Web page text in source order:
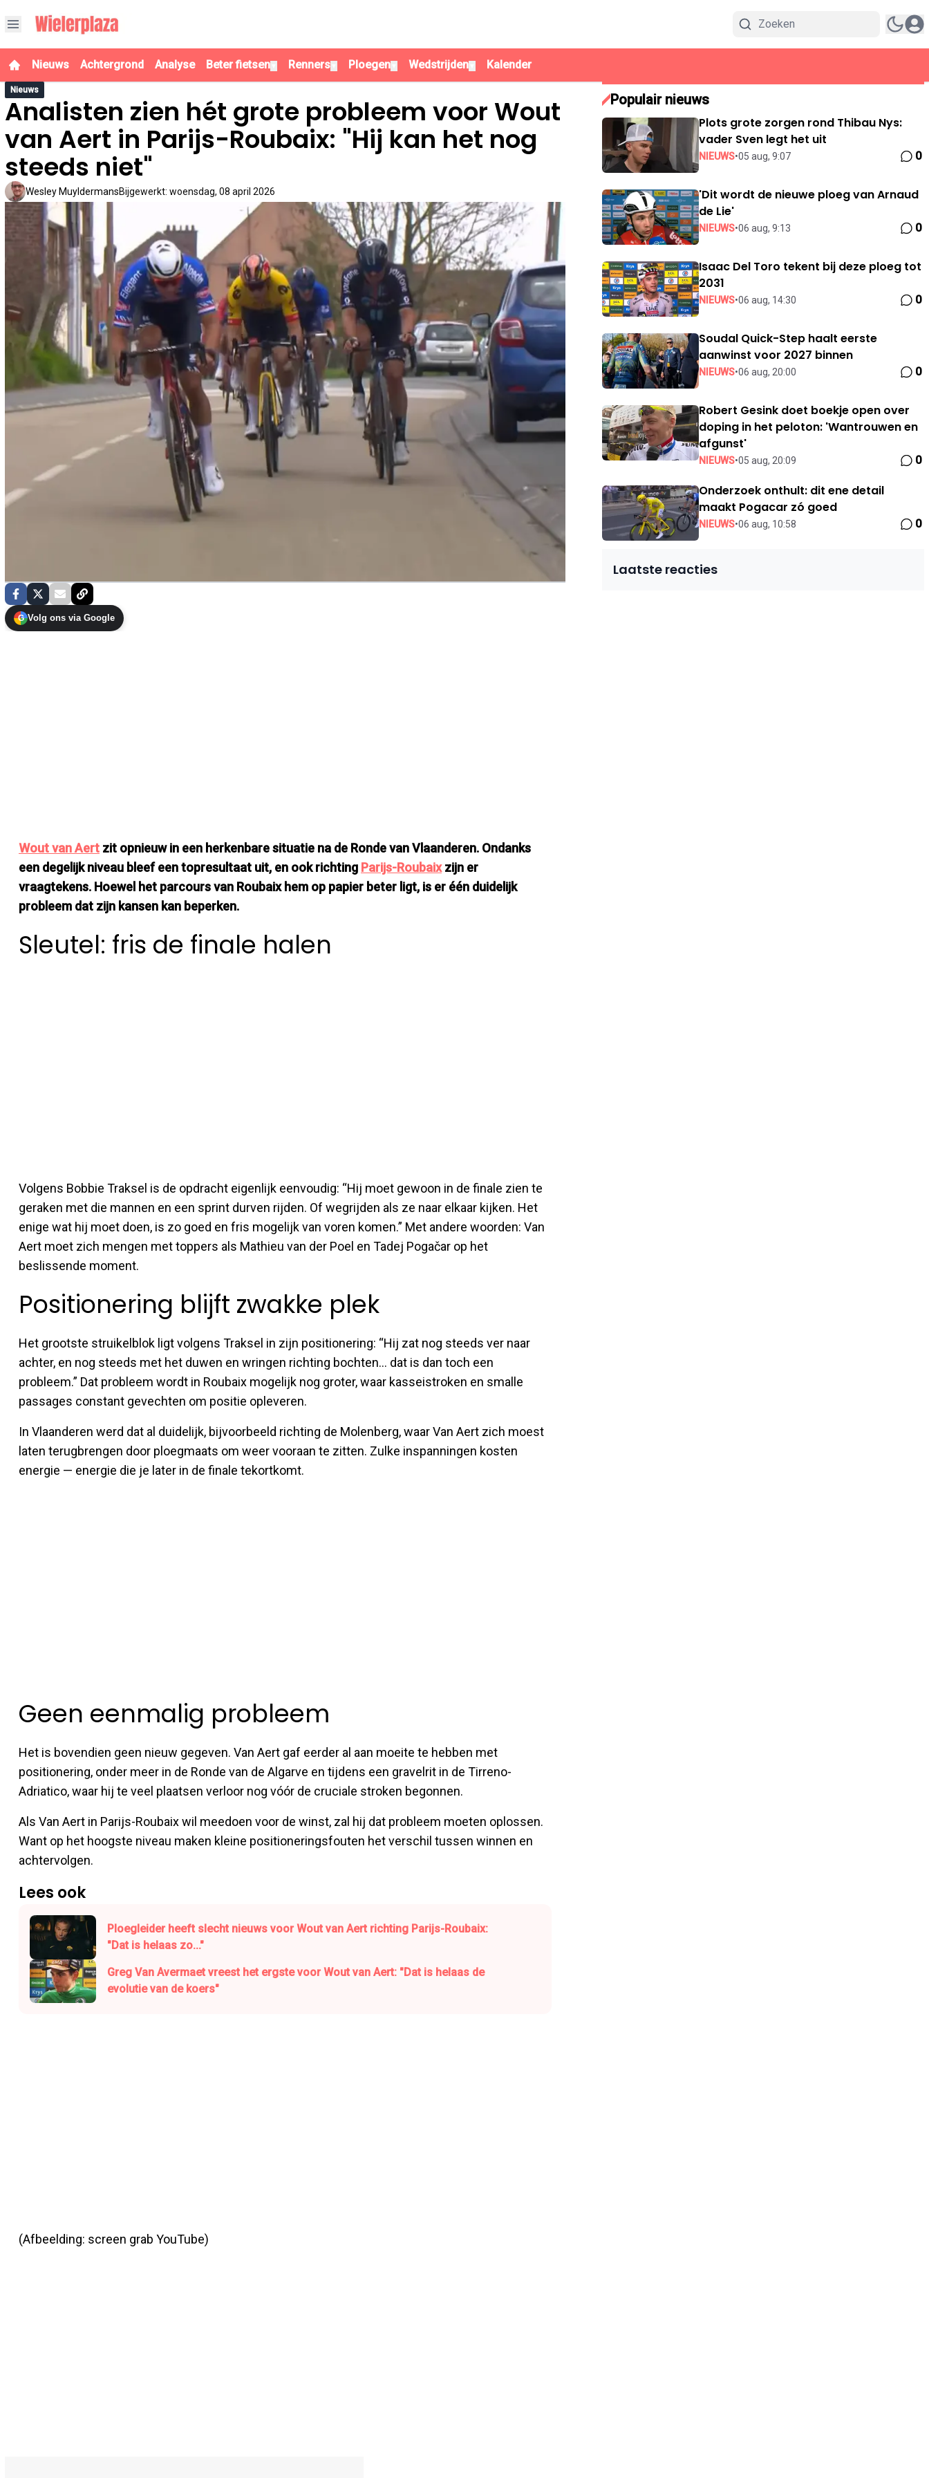
Nieuws Achtergrond Analyse Beter fietsen Renners Ploegen Wedstrijden Kalender
Nieuws
Analisten zien hét grote probleem voor Wout
van Aert in Parijs-Roubaix: "Hij kan het nog
steeds niet"
Wesley MuyldermansBijgewerkt: woensdag, 08 april 2026
G Volg ons via Google
Wout van Aert zit opnieuw in een herkenbare situatie na de Ronde van Vlaanderen. Ondanks
een degelijk niveau bleef een topresultaat uit, en ook richting Parijs-Roubaixzijn er
vraagtekens. Hoewel het parcours van Roubaix hem op papier beter ligt, is er één duidelijk
probleem dat zijn kansen kan beperken.
Sleutel: fris de finale halen
Volgens Bobbie Traksel is de opdracht eigenlijk eenvoudig: “Hij moet gewoon in de finale zien te
geraken met die mannen en een sprint durven rijden. Of wegrijden als ze naar elkaar kijken. Het
enige wat hij moet doen, is zo goed en fris mogelijk van voren komen.” Met andere woorden: Van
Aert moet zich mengen met toppers als Mathieu van der Poel en Tadej Pogačar op het
beslissende moment.
Positionering blijft zwakke plek
Het grootste struikelblok ligt volgens Traksel in zijn positionering: “Hij zat nog steeds ver naar
achter, en nog steeds met het duwen en wringen richting bochten... dat is dan toch een
probleem.” Dat probleem wordt in Roubaix mogelijk nog groter, waar kasseistroken en smalle
passages constant gevechten om positie opleveren.
In Vlaanderen werd dat al duidelijk, bijvoorbeeld richting de Molenberg, waar Van Aert zich moest
laten terugbrengen door ploegmaats om weer vooraan te zitten. Zulke inspanningen kosten
energie — energie die je later in de finale tekortkomt.
Geen eenmalig probleem
Het is bovendien geen nieuw gegeven. Van Aert gaf eerder al aan moeite te hebben met
positionering, onder meer in de Ronde van de Algarve en tijdens een gravelrit in de Tirreno-
Adriatico, waar hij te veel plaatsen verloor nog vóór de cruciale stroken begonnen.
Als Van Aert in Parijs-Roubaix wil meedoen voor de winst, zal hij dat probleem moeten oplossen.
Want op het hoogste niveau maken kleine positioneringsfouten het verschil tussen winnen en
achtervolgen.
Lees ook
Ploegleider heeft slecht nieuws voor Wout van Aert richting Parijs-Roubaix:
"Dat is helaas zo..."
Greg Van Avermaet vreest het ergste voor Wout van Aert: "Dat is helaas de
evolutie van de koers"
(Afbeelding: screen grab YouTube)
Populair nieuws
Plots grote zorgen rond Thibau Nys:
vader Sven legt het uit
NIEUWS•05 aug, 9:07 0
'Dit wordt de nieuwe ploeg van Arnaud
de Lie'
NIEUWS•06 aug, 9:13 0
Isaac Del Toro tekent bij deze ploeg tot
2031
NIEUWS•06 aug, 14:30 0
Soudal Quick-Step haalt eerste
aanwinst voor 2027 binnen
NIEUWS•06 aug, 20:00 0
Robert Gesink doet boekje open over
doping in het peloton: 'Wantrouwen en
afgunst'
NIEUWS•05 aug, 20:09 0
Onderzoek onthult: dit ene detail
maakt Pogacar zó goed
NIEUWS•06 aug, 10:58 0
Laatste reacties